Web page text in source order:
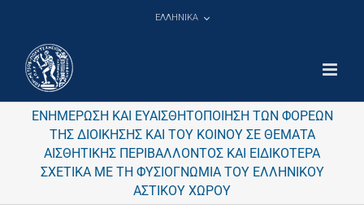
ΕΛΛΗΝΙΚΑ
ΕΝΗΜΕΡΩΣΗ ΚΑΙ ΕΥΑΙΣΘΗΤΟΠΟΙΗΣΗ ΤΩΝ ΦΟΡΕΩΝ
ΤΗΣ ΔΙΟΙΚΗΣΗΣ ΚΑΙ ΤΟΥ ΚΟΙΝΟΥ ΣΕ ΘΕΜΑΤΑ
ΑΙΣΘΗΤΙΚΗΣ ΠΕΡΙΒΑΛΛΟΝΤΟΣ ΚΑΙ ΕΙΔΙΚΟΤΕΡΑ
ΣΧΕΤΙΚΑ ΜΕ ΤΗ ΦΥΣΙΟΓΝΩΜΙΑ ΤΟΥ ΕΛΛΗΝΙΚΟΥ
ΑΣΤΙΚΟΥ ΧΩΡΟΥ